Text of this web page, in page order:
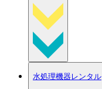
水処理機器レンタル